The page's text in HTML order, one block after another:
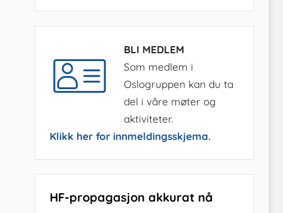
BLI MEDLEM
Som medlem i
Oslogruppen kan du ta
del i våre møter og
aktiviteter.
Klikk her for innmeldingsskjema.
HF-propagasjon akkurat nå